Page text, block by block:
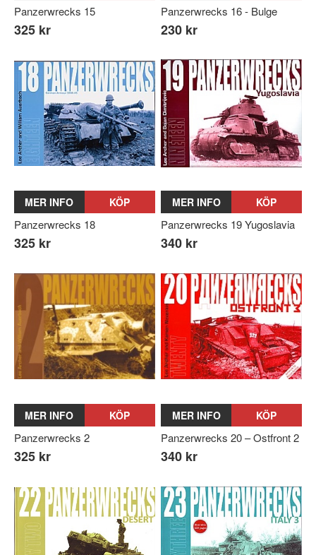
Panzerwrecks 15
325 kr
Panzerwrecks 16 - Bulge
230 kr
MER INFO KÖP
Panzerwrecks 18
325 kr
MER INFO KÖP
Panzerwrecks 19 Yugoslavia
340 kr
MER INFO KÖP
Panzerwrecks 2
325 kr
MER INFO KÖP
Panzerwrecks 20 – Ostfront 2
340 kr